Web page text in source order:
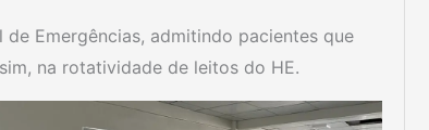
Emergências, admitindo pacientes que
na rotatividade de leitos do HE.